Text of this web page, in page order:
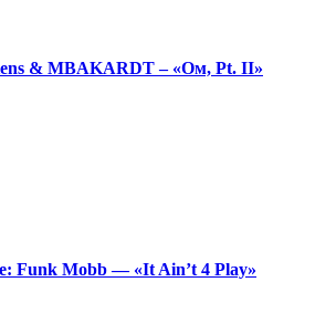
& MBAKARDT – «Ом, Pt. II»
Funk Mobb — «It Ain’t 4 Play»